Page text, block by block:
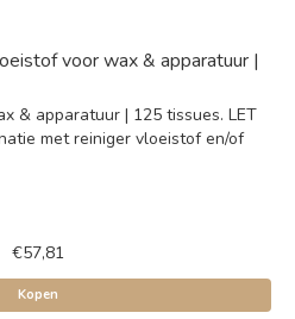
voor wax & apparatuur |
& apparatuur | 125 tissues. LET
met reiniger vloeistof en/of
€57,81
Kopen